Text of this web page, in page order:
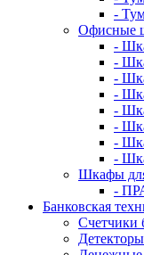
-
Офисные
-
-
-
-
-
-
-
-
Шкафы
-
Банковская
Счетчики